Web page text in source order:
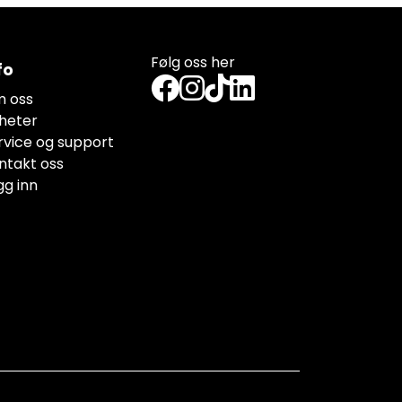
Følg oss her
oss
og support
oss
inn